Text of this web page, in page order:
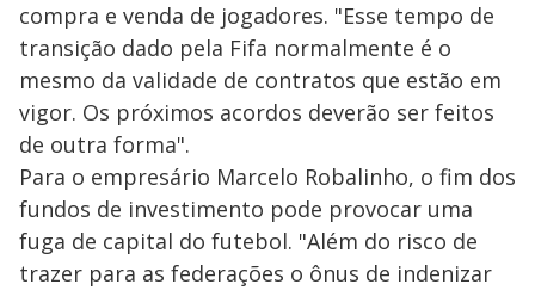
compra e venda de jogadores. "Esse tempo de
transição dado pela Fifa normalmente é o
mesmo da validade de contratos que estão em
vigor. Os próximos acordos deverão ser feitos
de outra forma".
Para o empresário Marcelo Robalinho, o fim dos
fundos de investimento pode provocar uma
fuga de capital do futebol. "Além do risco de
trazer para as federações o ônus de indenizar